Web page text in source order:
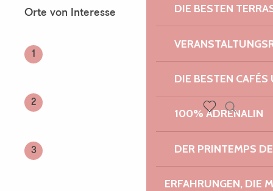
DIE BESTEN
DIE BESTEN
100% ADRENALIN
DER PRINTEMPS
ERFAHRUNGEN, DIE
Orte von Interesse
1
2
3